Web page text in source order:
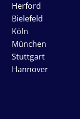
Herford
Bielefeld
Köln
München
Stuttgart
Hannover